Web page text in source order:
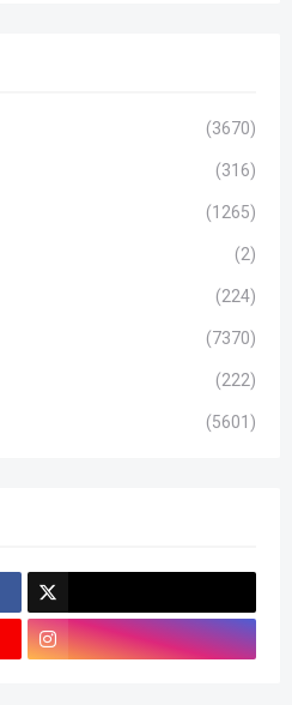
(3670)
(316)
(1265)
(2)
(224)
(7370)
(222)
(5601)